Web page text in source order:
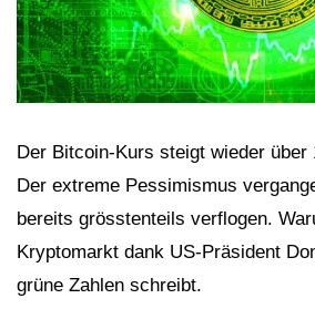
Der Bitcoin-Kurs steigt wieder über
Der extreme Pessimismus
bereits grösstenteils verflogen.
Kryptomarkt dank US-Präsident
grüne Zahlen schreibt.